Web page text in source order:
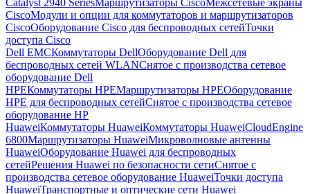
CiscoМодули и опции для коммутаторов и маршрутизаторов
CiscoОборудование Cisco для беспроводных сетейТочки
доступа Cisco
Dell EMCКоммутаторы DellОборудование Dell для
беспроводных сетей WLANСнятое с производства сетевое
оборудование Dell
HPEКоммутаторы HPEМаршрутизаторы HPEОборудование
HPE для беспроводных сетейСнятое с производства сетевое
оборудование HP
HuaweiКоммутаторы HuaweiКоммутаторы HuaweiCloudEngine
6800Маршрутизаторы HuaweiМикроволновые антенны
HuaweiОборудование Huawei для беспроводных
сетейРешения Huawei по безопасности сетиСнятое с
производства сетевое оборудование HuaweiТочки доступа
HuaweiТранспортные и оптические сети Huawei